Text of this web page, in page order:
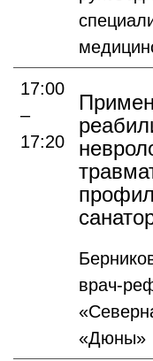
17:00
–
17:20
врач-
«Дюны»